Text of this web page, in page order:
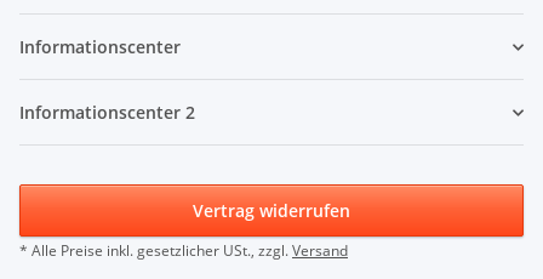
Informationscenter
Informationscenter 2
Vertrag widerrufen
* Alle Preise inkl. gesetzlicher USt., zzgl.Versand